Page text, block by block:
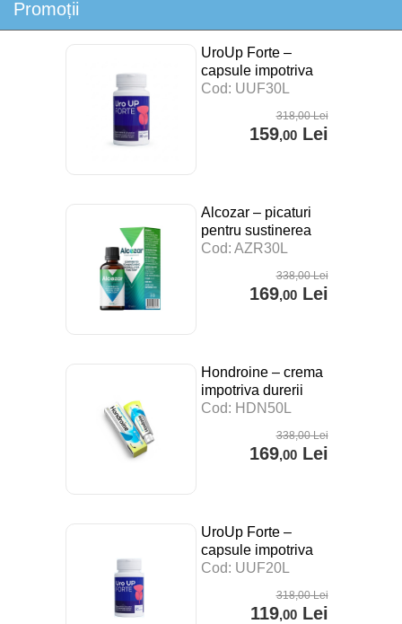
Promoții
UroUp Forte –
capsule impotriva
prostatitei – 30 cps
Cod: UUF30L
318,00Lei
159,00Lei
Alcozar – picaturi
pentru sustinerea
digestiei, a
impotriva stresului –
Cod: AZR30L
338,00Lei
169,00Lei
Hondroine – crema
impotriva durerii
articulare – 50 ml
Cod: HDN50L
338,00Lei
169,00Lei
UroUp Forte –
capsule impotriva
prostatitei – 20 cps
Cod: UUF20L
318,00Lei
119,00Lei